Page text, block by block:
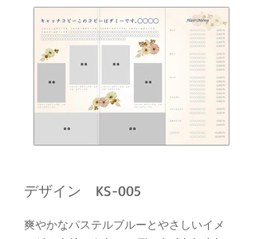
デザイン KS-005
爽やかなパステルブルーとやさしいイメ